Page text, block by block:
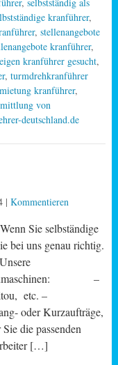
, selbstständig als
kranführer,
, stellenangebote
kranführer,
kranführer gesucht,
, turmdrehkranführer
kranführer,
von
deutschland.de
| Kommentieren
Sie selbständige
bei uns genau richtig.
Baumaschinen: –
etc. –
oder Kurzaufträge,
die passenden
[…]